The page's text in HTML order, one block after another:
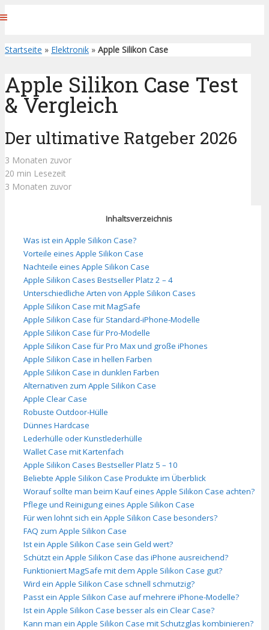
Startseite » Elektronik » Apple Silikon Case
Apple Silikon Case Test
& Vergleich
Der ultimative Ratgeber 2026
3 Monaten zuvor
20 min Lesezeit
3 Monaten zuvor
Inhaltsverzeichnis
Was ist ein Apple Silikon Case?
Vorteile eines Apple Silikon Case
Nachteile eines Apple Silikon Case
Apple Silikon Cases Bestseller Platz 2 – 4
Unterschiedliche Arten von Apple Silikon Cases
Apple Silikon Case mit MagSafe
Apple Silikon Case für Standard-iPhone-Modelle
Apple Silikon Case für Pro-Modelle
Apple Silikon Case für Pro Max und große iPhones
Apple Silikon Case in hellen Farben
Apple Silikon Case in dunklen Farben
Alternativen zum Apple Silikon Case
Apple Clear Case
Robuste Outdoor-Hülle
Dünnes Hardcase
Lederhülle oder Kunstlederhülle
Wallet Case mit Kartenfach
Apple Silikon Cases Bestseller Platz 5 – 10
Beliebte Apple Silikon Case Produkte im Überblick
Worauf sollte man beim Kauf eines Apple Silikon Case achten?
Pflege und Reinigung eines Apple Silikon Case
Für wen lohnt sich ein Apple Silikon Case besonders?
FAQ zum Apple Silikon Case
Ist ein Apple Silikon Case sein Geld wert?
Schützt ein Apple Silikon Case das iPhone ausreichend?
Funktioniert MagSafe mit dem Apple Silikon Case gut?
Wird ein Apple Silikon Case schnell schmutzig?
Passt ein Apple Silikon Case auf mehrere iPhone-Modelle?
Ist ein Apple Silikon Case besser als ein Clear Case?
Kann man ein Apple Silikon Case mit Schutzglas kombinieren?